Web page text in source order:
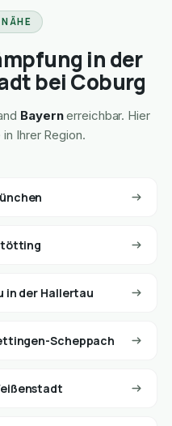
in der
bei Coburg
Bayernerreichbar. Hier
Ihrer Region.
in der Hallertau
Scheppach